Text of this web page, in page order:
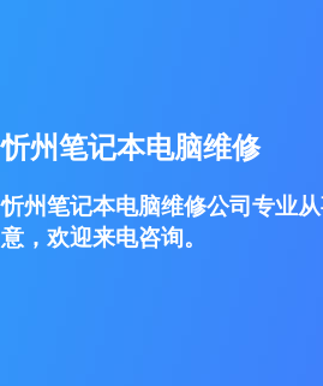
忻州笔记本电脑维修
忻州笔记本电脑维修公司专业
意，欢迎来电咨询。